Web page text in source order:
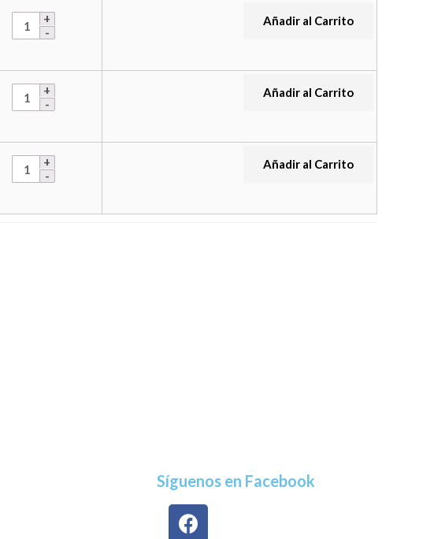
Añadir al Carrito
Añadir al Carrito
Añadir al Carrito
Síguenos en Facebook